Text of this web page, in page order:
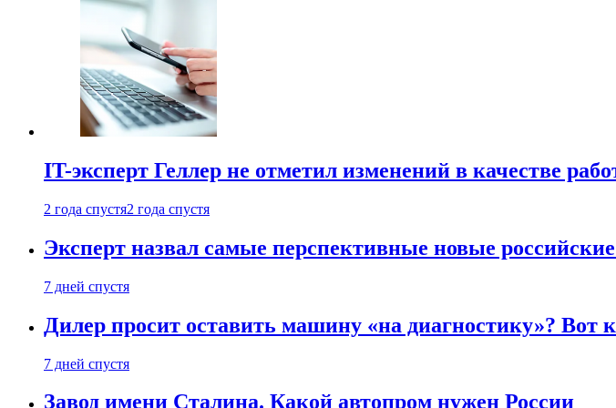
IT-эксперт Геллер не отметил изменений в качестве
2 года спустя2 года спустя
Эксперт назвал самые перспективные новые
7 дней спустя
Дилер просит оставить машину «на диагностику»? Вот
7 дней спустя
Завод имени Сталина. Какой автопром нужен России